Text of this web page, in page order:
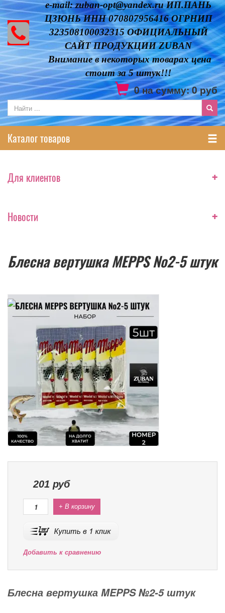
e-mail: zuban-opt@yandex.ru ИП.ПАНЬ
ЦЗЮНЬ ИНН 070807956416 ОГРНИП
323508100032315 ОФИЦИАЛЬНЫЙ
САЙТ ПРОДУКЦИИ ZUBAN
Внимание в некоторых товарах цена
стоит за 5 штук!!!
0на сумму:0руб
Каталог товаров
Для клиентов +
Новости +
Блесна вертушка MEPPS №2-5 штук
201 руб
+ В корзину
Добавить к сравнению
Блесна вертушка MEPPS №2-5 штук